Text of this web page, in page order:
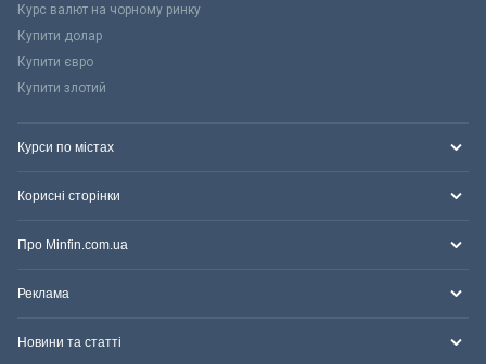
Курс валют на чорному ринку
Купити долар
Купити євро
Купити злотий
Курси по містах
Корисні сторінки
Про Minfin.com.ua
Реклама
Новини та статті